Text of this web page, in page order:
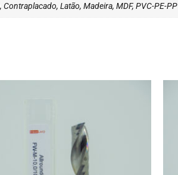
Latão, Madeira, MDF, PVC-PE-PP